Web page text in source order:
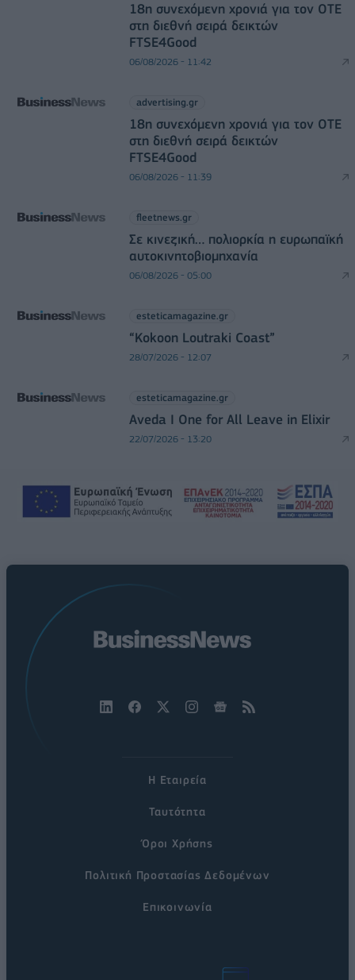
18η συνεχόμενη χρονιά για τον ΟΤΕ
στη διεθνή σειρά δεικτών
FTSE4Good
06/08/2026 - 11:42
advertising.gr
18η συνεχόμενη χρονιά για τον ΟΤΕ
στη διεθνή σειρά δεικτών
FTSE4Good
06/08/2026 - 11:39
fleetnews.gr
Σε κινεζική… πολιορκία η ευρωπαϊκή
αυτοκινητοβιομηχανία
06/08/2026 - 05:00
esteticamagazine.gr
“Kokoon Loutraki Coast”
28/07/2026 - 12:07
esteticamagazine.gr
Aveda I One for All Leave in Elixir
22/07/2026 - 13:20
Η Εταιρεία
Ταυτότητα
Όροι Χρήσης
Πολιτική Προστασίας Δεδομένων
Επικοινωνία